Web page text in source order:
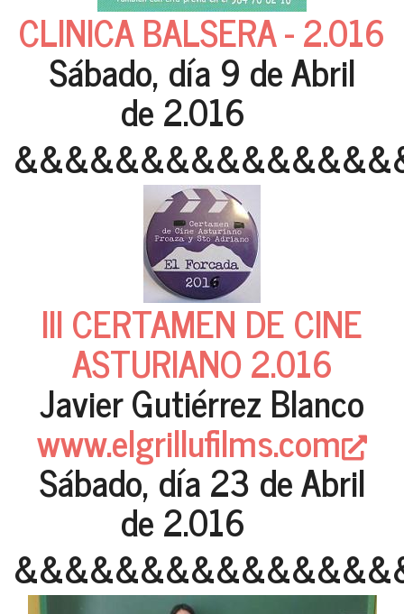
CLINICA BALSERA - 2.016
Sábado, día 9 de Abril
de 2.016
III CERTAMEN DE CINE
ASTURIANO 2.016
Javier Gutiérrez Blanco
www.elgrillufilms.com
Sábado, día 23 de Abril
de 2.016